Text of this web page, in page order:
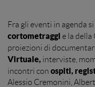
Fra gli eventi in agenda
cortometraggi e la della
proiezioni di
Virtuale, interviste,
incontri con ospiti,
Alessio Cremonini,